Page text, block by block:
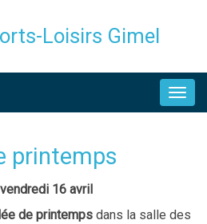
Loisirs Gimel
printemps
vendredi 16 avril
de printemps dans la salle des